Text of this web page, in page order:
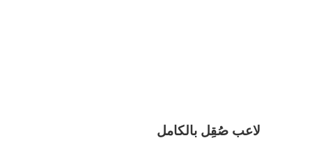
لاعب صُقِل بالكامل